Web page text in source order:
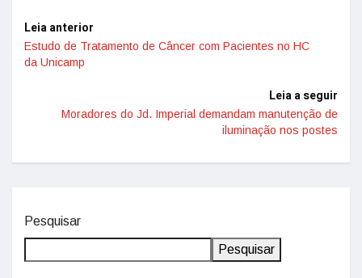
Leia anterior
Estudo de Tratamento de Câncer com Pacientes no HC
da Unicamp
Leia a seguir
Moradores do Jd. Imperial demandam manutenção de
iluminação nos postes
Pesquisar
Pesquisar